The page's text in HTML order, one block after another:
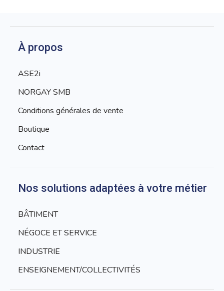
À propos
ASE2i
NORGAY SMB
Conditions générales de vente
Boutique
Contact
Nos solutions adaptées à votre métier
BÂTIMENT
NÉGOCE ET SERVICE
INDUSTRIE
ENSEIGNEMENT/COLLECTIVITÉS